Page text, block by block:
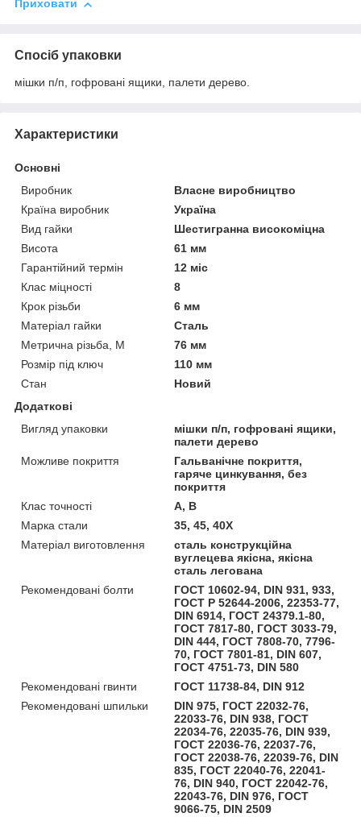
Приховати
Спосіб упаковки
мішки п/п, гофровані ящики, палети дерево.
Характеристики
Основні
Виробник
Власне виробництво
Країна виробник
Україна
Вид гайки
Шестигранна високоміцна
Висота
61 мм
Гарантійний термін
12 міс
Клас міцності
8
Крок різьби
6 мм
Матеріал гайки
Сталь
Метрична різьба, М
76 мм
Розмір під ключ
110 мм
Стан
Новий
Додаткові
Вигляд упаковки
мішки п/п, гофровані ящики,
палети дерево
Можливе покриття
Гальванічне покриття,
гаряче цинкування, без
покриття
Клас точності
А, В
Марка стали
35, 45, 40X
Матеріал виготовлення
сталь конструкційна
вуглецева якісна, якісна
сталь легована
Рекомендовані болти
ГОСТ 10602-94, DIN 931, 933,
ГОСТ Р 52644-2006, 22353-77,
DIN 6914, ГОСТ 24379.1-80,
ГОСТ 7817-80, ГОСТ 3033-79,
DIN 444, ГОСТ 7808-70, 7796-
70, ГОСТ 7801-81, DIN 607,
ГОСТ 4751-73, DIN 580
Рекомендовані гвинти
ГОСТ 11738-84, DIN 912
Рекомендовані шпильки
DIN 975, ГОСТ 22032-76,
22033-76, DIN 938, ГОСТ
22034-76, 22035-76, DIN 939,
ГОСТ 22036-76, 22037-76,
ГОСТ 22038-76, 22039-76, DIN
835, ГОСТ 22040-76, 22041-
76, DIN 940, ГОСТ 22042-76,
22043-76, DIN 976, ГОСТ
9066-75, DIN 2509